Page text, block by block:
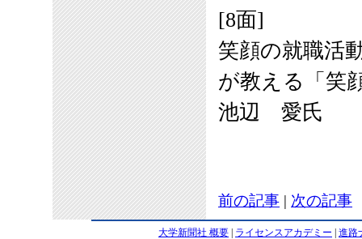
[8面]
笑顔の就職
が教える「笑
池辺 愛氏
前の記事 | 次の記事
大学新聞社 概要 ライセンスアカデミー
進路